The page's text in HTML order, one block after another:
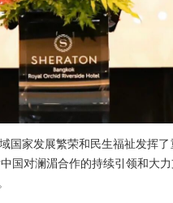
国家发展繁荣和民生福祉发挥
国对澜湄合作的持续引领和大